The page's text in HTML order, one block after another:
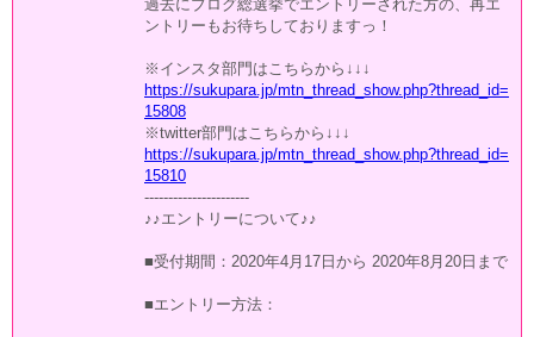
過去にブログ総選挙でエントリーされた方の、再エ
ントリーもお待ちしておりますっ！
※インスタ部門はこちらから↓↓↓
https://sukupara.jp/mtn_thread_show.php?thread_id=
15808
※twitter部門はこちらから↓↓↓
https://sukupara.jp/mtn_thread_show.php?thread_id=
15810
----------------------
♪♪エントリーについて♪♪
■受付期間：2020年4月17日から 2020年8月20日まで
■エントリー方法：